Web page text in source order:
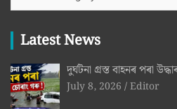
Latest News
দুৰ্ঘটনা গ্ৰস্ত বাহনৰ পৰা
July 8, 2026 Editor